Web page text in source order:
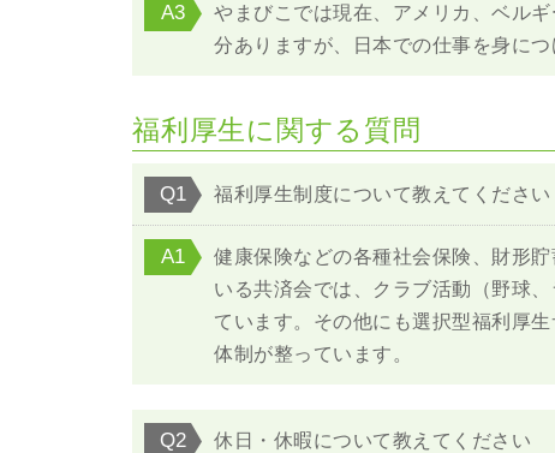
A3
やまびこでは現在、アメリカ、ベル
分ありますが、日本での仕事を身に
福利厚生に関する質問
Q1 福利厚生制度について教えてください
A1
健康保険などの各種社会保険、財形
いる共済会では、クラブ活動（野球
ています。その他にも選択型福利厚
体制が整っています。
Q2 休日・休暇について教えてください